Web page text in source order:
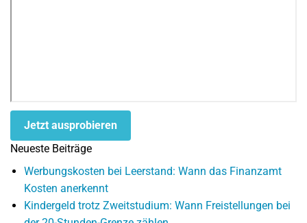
Jetzt ausprobieren
Neueste Beiträge
Werbungskosten bei Leerstand: Wann das Finanzamt
Kosten anerkennt
Kindergeld trotz Zweitstudium: Wann Freistellungen bei